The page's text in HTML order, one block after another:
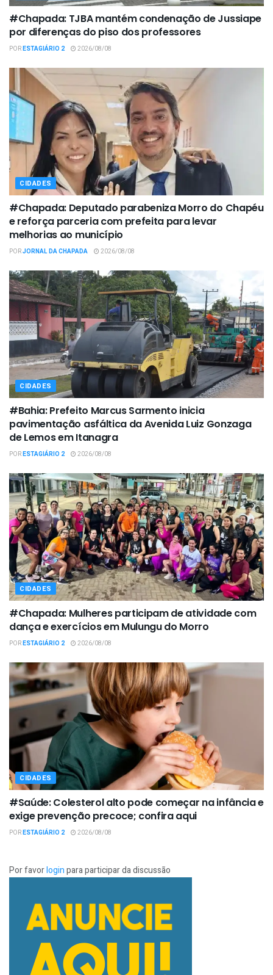
#Chapada: TJBA mantém condenação de Jussiape
por diferenças do piso dos professores
PORESTAGIÁRIO 2 2026/08/08
CIDADES
#Chapada: Deputado parabeniza Morro do Chapéu
e reforça parceria com prefeita para levar
melhorias ao município
PORJORNAL DA CHAPADA 2026/08/08
CIDADES
#Bahia: Prefeito Marcus Sarmento inicia
pavimentação asfáltica da Avenida Luiz Gonzaga
de Lemos em Itanagra
PORESTAGIÁRIO 2 2026/08/08
CIDADES
#Chapada: Mulheres participam de atividade com
dança e exercícios em Mulungu do Morro
PORESTAGIÁRIO 2 2026/08/08
CIDADES
#Saúde: Colesterol alto pode começar na infância e
exige prevenção precoce; confira aqui
PORESTAGIÁRIO 2 2026/08/08
Por favorloginpara participar da discussão